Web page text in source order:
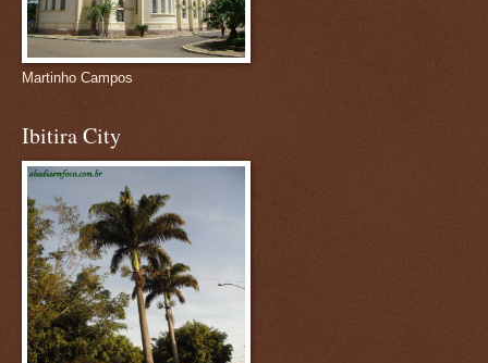
Martinho Campos
Ibitira City